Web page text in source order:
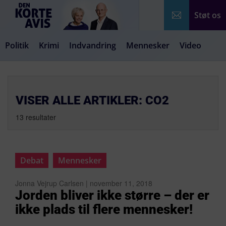
Støt os
Politik Krimi Indvandring Mennesker Video
VISER ALLE ARTIKLER: CO2
13 resultater
Debat Mennesker
Jonna Vejrup Carlsen | november 11, 2018
Jorden bliver ikke større – der er
ikke plads til flere mennesker!